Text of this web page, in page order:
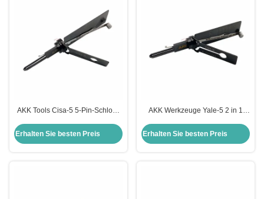
AKK Tools Cisa-5 5-Pin-Schloss
Schlosser Türwerkzeuge
Erhalten Sie besten Preis
AKK Werkzeuge Yale-5 2 in 1
Türschlösser Schlosser sichere
Werkzeuge
Erhalten Sie besten Preis